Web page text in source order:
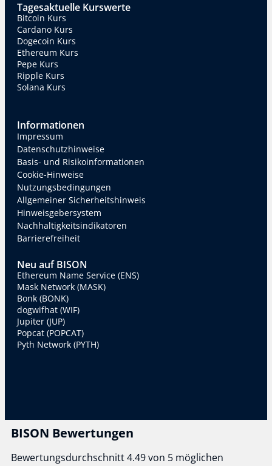
Tagesaktuelle Kurswerte
Bitcoin Kurs
Cardano Kurs
Dogecoin Kurs
Ethereum Kurs
Pepe Kurs
Ripple Kurs
Solana Kurs
Informationen
Impressum
Datenschutzhinweise
Basis- und Risikoinformationen
Cookie-Hinweise
Nutzungsbedingungen
Allgemeiner Sicherheitshinweis
Hinweisgebersystem
Nachhaltigkeitsindikatoren
Barrierefreiheit
Neu auf BISON
Ethereum Name Service (ENS)
Mask Network (MASK)
Bonk (BONK)
dogwifhat (WIF)
Jupiter (JUP)
Popcat (POPCAT)
Pyth Network (PYTH)
BISON Bewertungen
Bewertungsdurchschnitt 4.49 von 5 möglichen